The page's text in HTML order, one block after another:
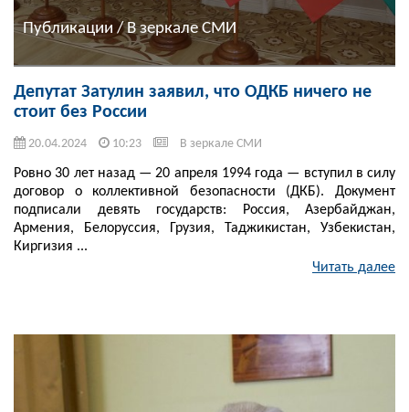
Публикации / В зеркале СМИ
Депутат Затулин заявил, что ОДКБ ничего не
стоит без России
20.04.2024 10:23 В зеркале СМИ
Ровно 30 лет назад — 20 апреля 1994 года — вступил в силу
договор о коллективной безопасности (ДКБ). Документ
подписали девять государств: Россия, Азербайджан,
Армения, Белоруссия, Грузия, Таджикистан, Узбекистан,
Киргизия ...
Читать далее